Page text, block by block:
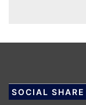
SOCIAL SHARE